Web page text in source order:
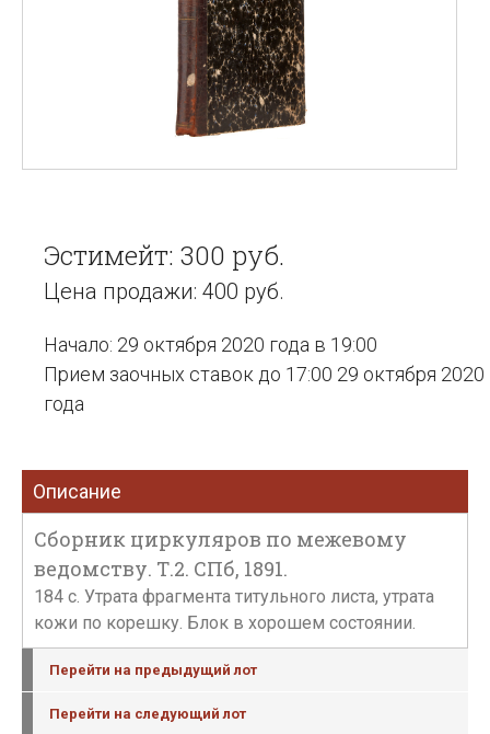
Эстимейт: 300 руб.
Цена продажи: 400 руб.
Начало: 29 октября 2020 года в 19:00
Прием заочных ставок до 17:00 29 октября 2020
года
Описание
Сборник циркуляров по межевому
ведомству. Т.2. СПб, 1891.
184 с. Утрата фрагмента титульного листа, утрата
кожи по корешку. Блок в хорошем состоянии.
Перейти на предыдущий лот
Перейти на следующий лот